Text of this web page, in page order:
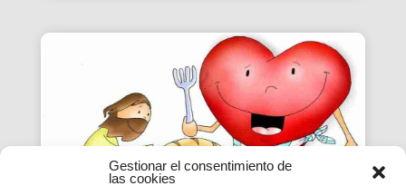
Gestionar el consentimiento de
las cookies